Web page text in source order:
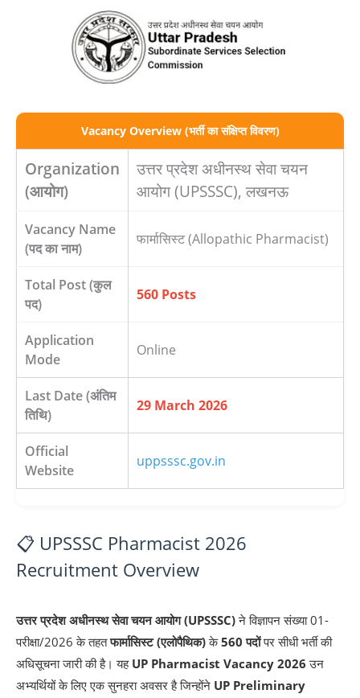
Vacancy Overview (भर्ती का संक्षिप्त विवरण)
Organization
(आयोग)
उत्तर प्रदेश अधीनस्थ सेवा चयन
आयोग (UPSSSC), लखनऊ
Vacancy Name
(पद का नाम)
फार्मासिस्ट (Allopathic Pharmacist)
Total Post (कुल
पद)
560 Posts
Application
Mode
Online
Last Date (अंतिम
तिथि)
29 March 2026
Official
Website
uppsssc.gov.in
📋 UPSSSC Pharmacist 2026
Recruitment Overview
उत्तर प्रदेश अधीनस्थ सेवा चयन आयोग (UPSSSC)ने विज्ञापन संख्या 01-
परीक्षा/2026 के तहतफार्मासिस्ट (एलोपैथिक)के560 पदोंपर सीधी भर्ती की
अधिसूचना जारी की है। यह UP Pharmacist Vacancy 2026 उन
अभ्यर्थियों के लिए एक सुनहरा अवसर है जिन्होंने UP Preliminary